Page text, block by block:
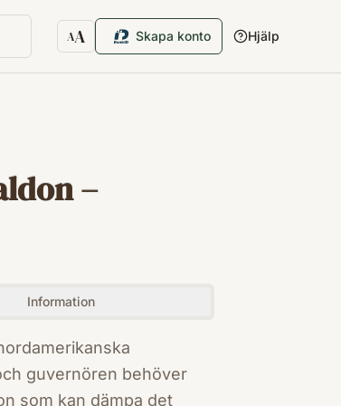
AA
Textstorlek
Skapa konto Hjälp
–
Information
guvernören behöver
som kan dämpa det